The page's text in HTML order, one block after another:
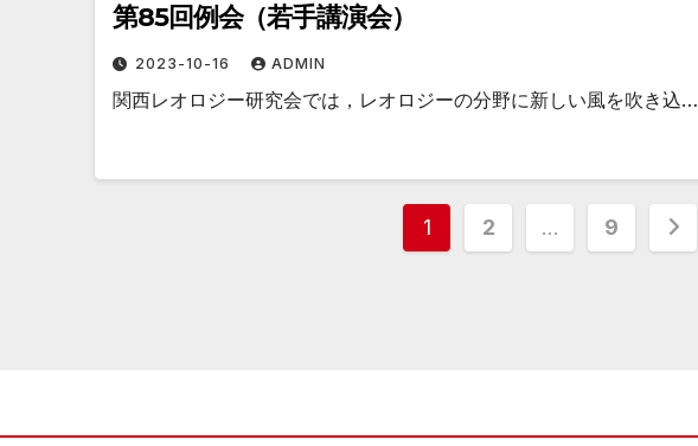
第85回例会（若手講演会）
2023-10-16 ADMIN
関西レオロジー研究会では，レオロジーの分野に新しい風を吹き込…
投
1 2 … 9